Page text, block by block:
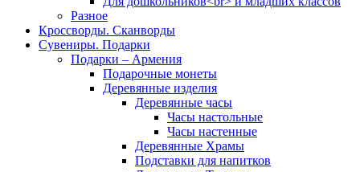
Разное
Кроссворды. Сканворды
Сувениры. Подарки
Подарки – Армения
Подарочные монеты
Деревянные изделия
Деревянные часы
Часы настольные
Часы настенные
Деревянные Храмы
Подставки для напитков